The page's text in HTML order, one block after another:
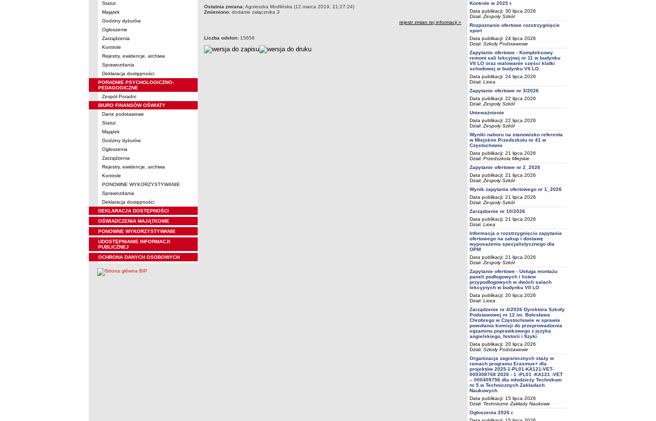
Statut
Majątek
Godziny dyżurów
Ogłoszenie
Zarządzenia
Kontrole
Rejestry, ewidencje, archiwa
Sprawozdania
Deklaracja dostępności
PORADNIE PSYCHOLOGICZNO-
PEDAGOGICZNE
Zespół Poradni
BIURO FINANSÓW OŚWIATY
Dane podstawowe
Statut
Majątek
Godziny dyżurów
Ogłoszenia
Zarządzenia
Rejestry, ewidencje, archiwa
Kontrole
PONOWNE WYKORZYSTYWANIE
Sprawozdania
Deklaracja dostępności
DEKLARACJA DOSTĘPNOŚCI
OŚWIADCZENIA MAJĄTKOWE
PONOWNE WYKORZYSTYWANIE
UDOSTĘPNIANIE INFORMACJI
PUBLICZNEJ
OCHRONA DANYCH OSOBOWYCH
Ostatnia zmiana:Agnieszka Modlińska (12 marca 2019, 21:27:24)
Zmieniono: dodanie załącznika 3
rejestr zmian tej informacji »
Liczba odsłon: 15656
Kontrole w 2025 r.
Data publikacji: 30 lipca 2026
Dział: Zespoły Szkół
Rozpoznanie ofertowe rozstrzygnięcie
sport
Data publikacji: 24 lipca 2026
Dział: Szkoły Podstawowe
Zapytanie ofertowe - Kompleksowy
remont sali lekcyjnej nr 11 w budynku
VII LO oraz malowanie części klatki
schodowej w budynku VII LO.
Data publikacji: 24 lipca 2026
Dział: Licea
Zapytanie ofertowe nr 3/2026
Data publikacji: 22 lipca 2026
Dział: Zespoły Szkół
Unieważnienie
Data publikacji: 22 lipca 2026
Dział: Zespoły Szkół
Wyniki naboru na stanowisko referenta
w Miejskim Przedszkolu nr 41 w
Częstochowie
Data publikacji: 21 lipca 2026
Dział: Przedszkola Miejskie
Zapytanie ofertowe nr 2_2026
Data publikacji: 21 lipca 2026
Dział: Zespoły Szkół
Wynik zapytania ofertowego nr 1_2026
Data publikacji: 21 lipca 2026
Dział: Zespoły Szkół
Zarządzenie nr 10/2026
Data publikacji: 21 lipca 2026
Dział: Licea
Informacja o rozstrzygnięciu zapytania
ofertowego na zakup i dostawę
wyposażenia specjalistycznego dla
OPM
Data publikacji: 21 lipca 2026
Dział: Zespoły Szkół
Zapytanie ofertowe - Usługa montażu
paneli podłogowych i listew
przypodłogowych w dwóch salach
lekcyjnych w budynku VII LO
Data publikacji: 20 lipca 2026
Dział: Licea
Zarządzenie nr 4/2026 Dyrektora Szkoły
Podstawowej nr 12 im. Bolesława
Chrobrego w Częstochowie w sprawie
powołania komisji do przeprowadzenia
egzaminu poprawkowego z języka
angielskiego, historii i fizyki.
Data publikacji: 20 lipca 2026
Dział: Szkoły Podstawowe
Organizacja zagranicznych staży w
ramach programu Erasmus+ dla
projektów 2025-1-PL01-KA121-VET-
000308768 2026 - 1 -PL01 -KA121 -VET
– 000409756 dla młodzieży Technikum
nr 5 w Technicznych Zakładach
Naukowych
Data publikacji: 15 lipca 2026
Dział: Techniczne Zakłady Naukowe
Ogłoszenia 2026 r.